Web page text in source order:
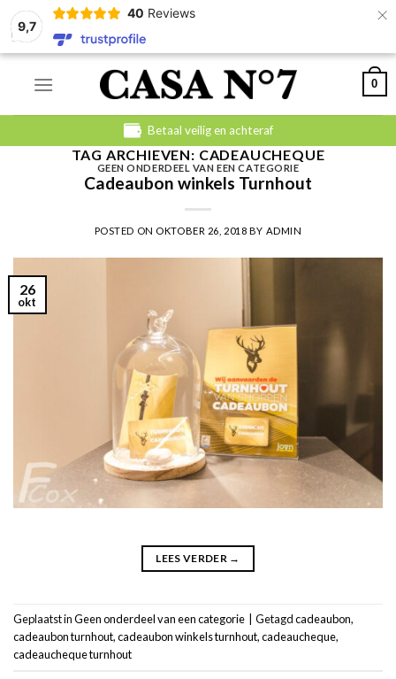
9,7
40 Reviews ×
Skip
0
Betaal veilig en achteraf
TAG ARCHIEVEN: CADEAUCHEQUE
GEEN ONDERDEEL VAN EEN CATEGORIE
Cadeaubon winkels Turnhout
POSTED ON OKTOBER 26, 2018 BY ADMIN
26
okt
LEES VERDER →
Geplaatst inGeen onderdeel van een categorie Getagdcadeaubon,
cadeaubon turnhout,cadeaubon winkels turnhout,cadeaucheque,
cadeaucheque turnhout